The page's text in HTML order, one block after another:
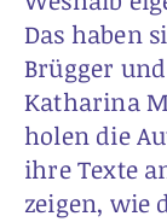
Das haben
Brügger
Katharina
holen die
ihre Texte
zeigen, wie